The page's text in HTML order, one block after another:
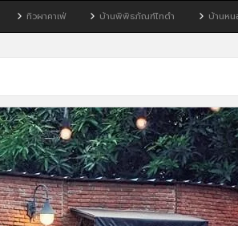
ทิวผาคาเฟ่ บ้านพิพิธภัณฑ์ไทดำ บ้านหนองมะจับ